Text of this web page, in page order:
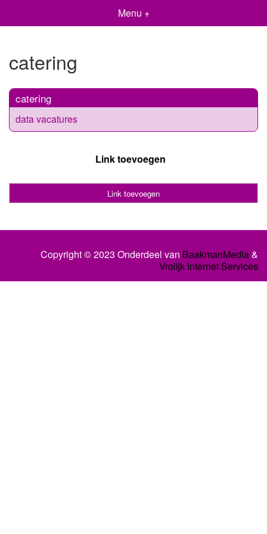
Menu +
catering
catering
data vacatures
Link toevoegen
Link toevoegen
Copyright © 2023 Onderdeel van BaakmanMedia&
Vrolijk Internet Services